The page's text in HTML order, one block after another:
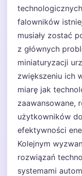
falowników
musiały zostać
z głównych
miniaturyzacji
zwiększeniu ich
miarę jak
zaawansowane,
użytkowników
efektywności
Kolejnym
rozwiązań
systemami